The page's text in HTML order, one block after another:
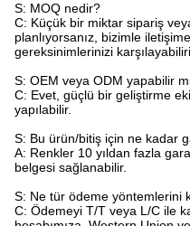
S: MOQ nedir?
C: Küçük bir miktar sipariş
planlıyorsanız, bizimle
gereksinimlerinizi
S: OEM veya ODM yapabilir
C: Evet, güçlü bir geliştirme
yapılabilir.
S: Bu ürün/bitiş için ne kadar
A: Renkler 10 yıldan fazla
belgesi sağlanabilir.
S: Ne tür ödeme yöntemlerini
C: Ödemeyi T/T veya L/C ile